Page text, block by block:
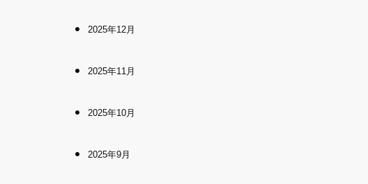
2025年12月
2025年11月
2025年10月
2025年9月